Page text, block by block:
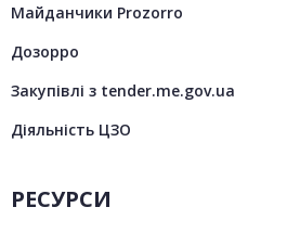
Майданчики Prozorro
Дозорро
Закупівлі з tender.me.gov.ua
Діяльність ЦЗО
РЕСУРСИ